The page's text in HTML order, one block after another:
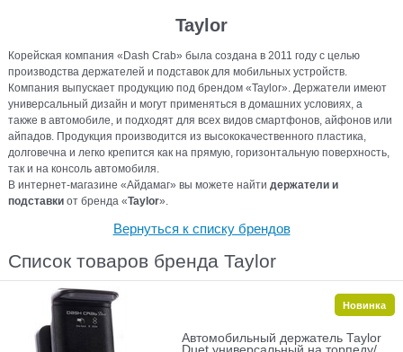
Taylor
Корейская компания «Dash Crab» была создана в 2011 году с целью
производства держателей и подставок для мобильных устройств.
Компания выпускает продукцию под брендом «Taylor». Держатели имеют
универсальный дизайн и могут применяться в домашних условиях, а
также в автомобиле, и подходят для всех видов смартфонов, айфонов или
айпадов. Продукция производится из высококачественного пластика,
долговечна и легко крепится как на прямую, горизонтальную поверхность,
так и на консоль автомобиля.
В интернет-магазине «Айдамаг» вы можете найтидержатели и
подставки от бренда «Taylor».
Вернуться к списку брендов
Список товаров бренда Taylor
Автомобильный держатель Taylor
Новинка